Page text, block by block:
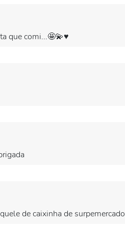
que comi...🤩💫♥️
de caixinha de surpemercado